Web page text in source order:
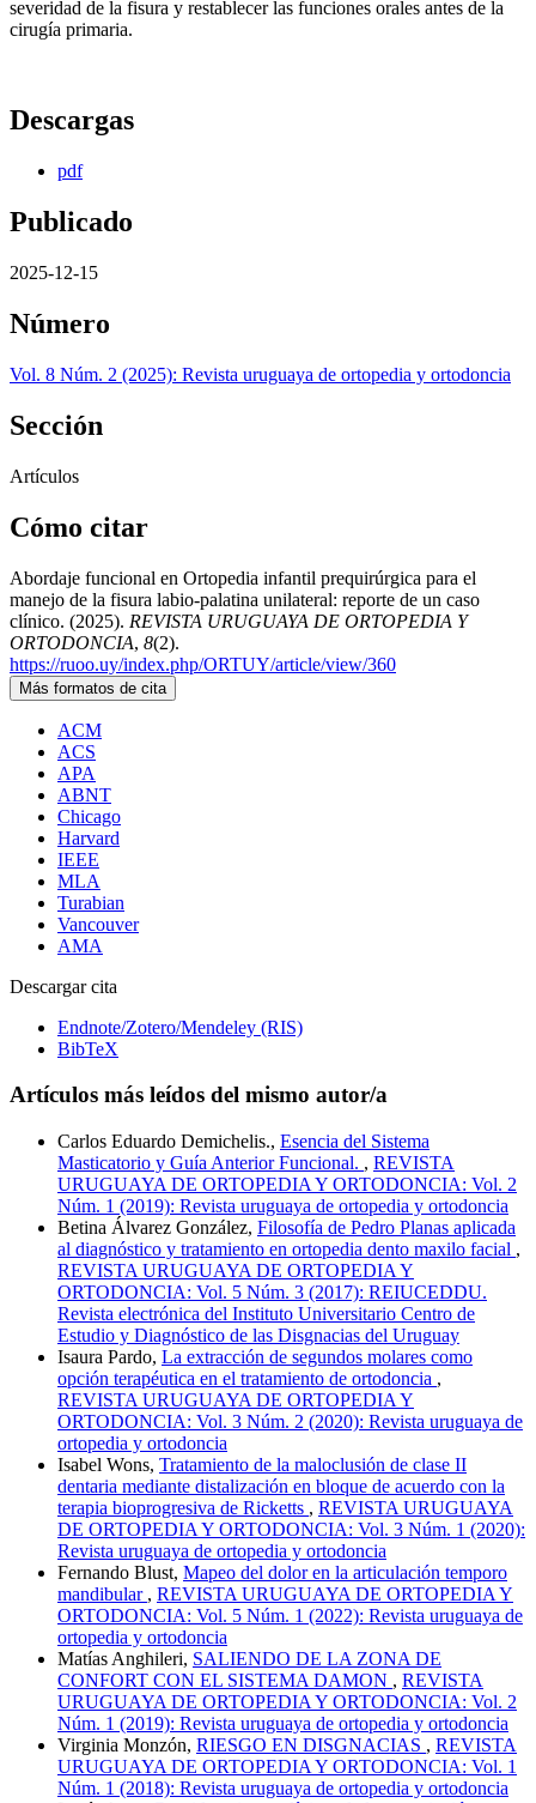
severidad de la fisura y restablecer las funciones orales antes de la
cirugía primaria.
Descargas
pdf
Publicado
2025-12-15
Número
Vol. 8 Núm. 2 (2025): Revista uruguaya de ortopedia y ortodoncia
Sección
Artículos
Cómo citar
Abordaje funcional en Ortopedia infantil prequirúrgica para el
manejo de la fisura labio-palatina unilateral: reporte de un caso
clínico. (2025). REVISTA URUGUAYA DE ORTOPEDIA Y
ORTODONCIA, 8(2).
https://ruoo.uy/index.php/ORTUY/article/view/360
Más formatos de cita
ACM
ACS
APA
ABNT
Chicago
Harvard
IEEE
MLA
Turabian
Vancouver
AMA
Descargar cita
Endnote/Zotero/Mendeley (RIS)
BibTeX
Artículos más leídos del mismo autor/a
Carlos Eduardo Demichelis., Esencia del Sistema
Masticatorio y Guía Anterior Funcional. , REVISTA
URUGUAYA DE ORTOPEDIA Y ORTODONCIA: Vol. 2
Núm. 1 (2019): Revista uruguaya de ortopedia y ortodoncia
Betina Álvarez González, Filosofía de Pedro Planas aplicada
al diagnóstico y tratamiento en ortopedia dento maxilo facial ,
REVISTA URUGUAYA DE ORTOPEDIA Y
ORTODONCIA: Vol. 5 Núm. 3 (2017): REIUCEDDU.
Revista electrónica del Instituto Universitario Centro de
Estudio y Diagnóstico de las Disgnacias del Uruguay
Isaura Pardo, La extracción de segundos molares como
opción terapéutica en el tratamiento de ortodoncia ,
REVISTA URUGUAYA DE ORTOPEDIA Y
ORTODONCIA: Vol. 3 Núm. 2 (2020): Revista uruguaya de
ortopedia y ortodoncia
Isabel Wons, Tratamiento de la maloclusión de clase II
dentaria mediante distalización en bloque de acuerdo con la
terapia bioprogresiva de Ricketts , REVISTA URUGUAYA
DE ORTOPEDIA Y ORTODONCIA: Vol. 3 Núm. 1 (2020):
Revista uruguaya de ortopedia y ortodoncia
Fernando Blust, Mapeo del dolor en la articulación temporo
mandibular , REVISTA URUGUAYA DE ORTOPEDIA Y
ORTODONCIA: Vol. 5 Núm. 1 (2022): Revista uruguaya de
ortopedia y ortodoncia
Matías Anghileri, SALIENDO DE LA ZONA DE
CONFORT CON EL SISTEMA DAMON , REVISTA
URUGUAYA DE ORTOPEDIA Y ORTODONCIA: Vol. 2
Núm. 1 (2019): Revista uruguaya de ortopedia y ortodoncia
Virginia Monzón, RIESGO EN DISGNACIAS , REVISTA
URUGUAYA DE ORTOPEDIA Y ORTODONCIA: Vol. 1
Núm. 1 (2018): Revista uruguaya de ortopedia y ortodoncia